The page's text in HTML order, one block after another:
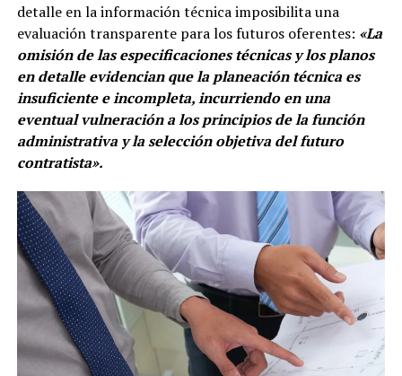
detalle en la información técnica imposibilita una
evaluación transparente para los futuros oferentes: «La
omisión de las especificaciones técnicas y los planos
en detalle evidencian que la planeación técnica es
insuficiente e incompleta, incurriendo en una
eventual vulneración a los principios de la función
administrativa y la selección objetiva del futuro
contratista».